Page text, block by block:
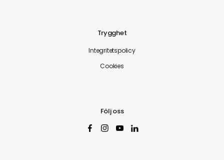
Trygghet
Integritetspolicy
Cookies
Följ oss